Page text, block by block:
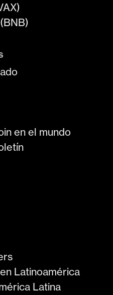
en el mundo
Latinoamérica
Latina